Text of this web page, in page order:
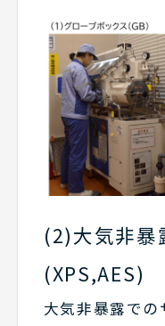
(2)大気非暴
(XPS,AES)
大気非暴露での